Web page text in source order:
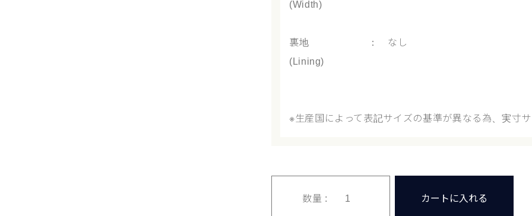
(Width)
裏地 ： なし
(Lining)
※生産国によって表記サイズの基準が異なる為、実寸
数量 : カートに入れる